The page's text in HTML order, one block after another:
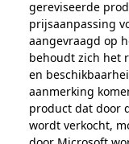
gereviseerde
prijsaanpassing
aangevraagd op
behoudt zich het
en
aanmerking
product dat door
wordt verkocht,